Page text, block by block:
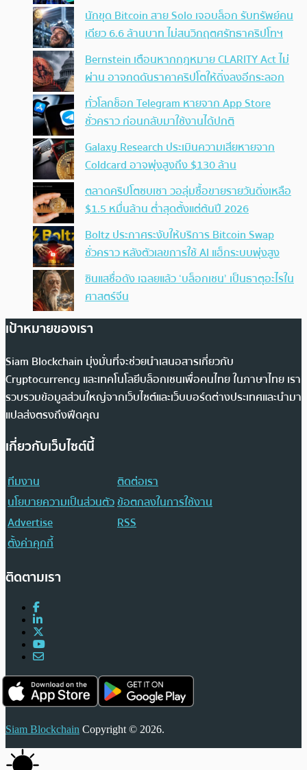
นักขุด Bitcoin สาย Solo เจอบล็อก รับทรัพย์คน
เดียว 6.6 ล้านบาท ไม่สนวิกฤตศรัทธาคริปโทฯ
Bernstein เตือนหากกฎหมาย CLARITY Act ไม่
ผ่าน อาจกดดันราคาคริปโตให้ดิ่งลงอีกระลอก
ทั่วโลกช็อก Telegram หายจาก App Store
ชั่วคราว ก่อนกลับมาใช้งานได้ปกติ
Galaxy Research ประเมินความเสียหายจาก
Coldcard อาจพุ่งสูงถึง $130 ล้าน
ตลาดคริปโตซบเซา วอลุ่มซื้อขายรายวันดิ่งเหลือ
$1.5 หมื่นล้าน ต่ำสุดตั้งแต่ต้นปี 2026
Boltz ประกาศระงับให้บริการ Bitcoin Swap
ชั่วคราว หลังตัวเลขการใช้ AI แฮ็กระบบพุ่งสูง
ซินแสชื่อดัง เฉลยแล้ว ‘บล็อกเชน’ เป็นธาตุอะไรใน
ศาสตร์จีน
เป้าหมายของเรา
Siam Blockchain มุ่งมั่นที่จะช่วยนำเสนอสารเกี่ยวกับ
Cryptocurrency และเทคโนโลยีบล็อกเชนเพื่อคนไทย ในภาษาไทย เรา
รวบรวมข้อมูลส่วนใหญ่จากเว็บไซต์และเว็บบอร์ดต่างประเทศและนำมา
แปลส่งตรงถึงฟีดคุณ
เกี่ยวกับเว็บไซต์นี้
ทีมงาน
ติดต่อเรา
นโยบายความเป็นส่วนตัวข้อตกลงในการใช้งาน
Advertise
RSS
ตั้งค่าคุกกี้
ติดตามเรา
Siam Blockchain Copyright © 2026.